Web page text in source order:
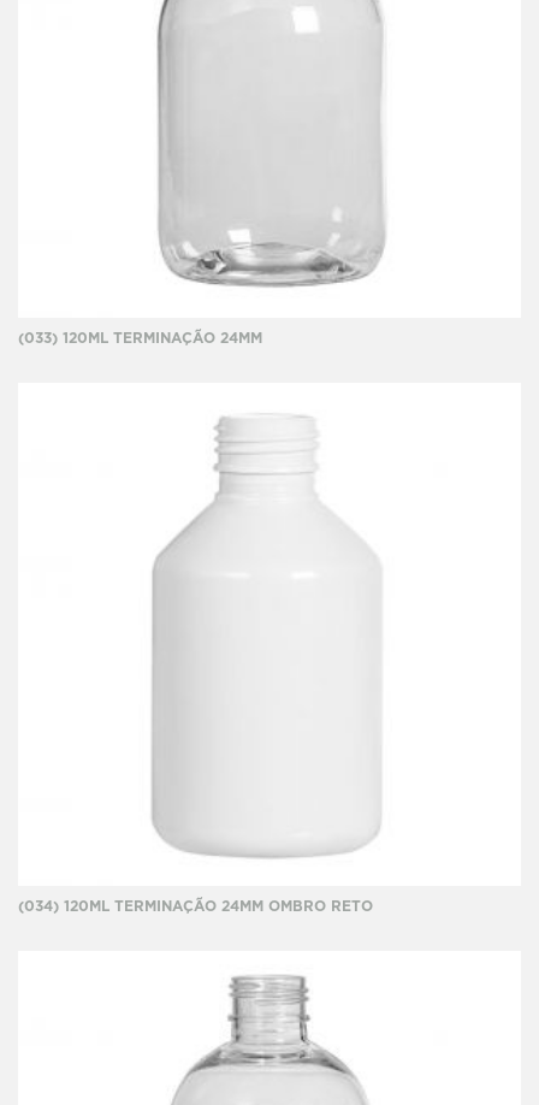
(033) 120ML TERMINAÇÃO 24MM
(034) 120ML TERMINAÇÃO 24MM OMBRO RETO